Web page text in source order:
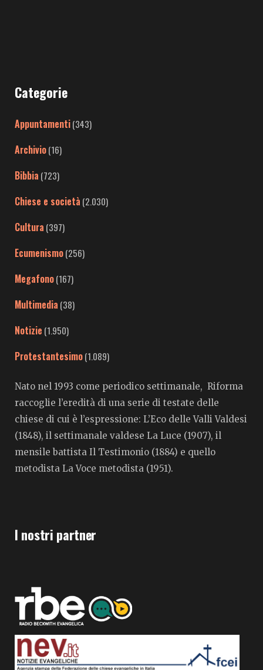
Categorie
Appuntamenti(343)
Archivio(16)
Bibbia (723)
Chiese e società (2.030)
Cultura (397)
Ecumenismo(256)
Megafono(167)
Multimedia (38)
Notizie (1.950)
Protestantesimo(1.089)
Nato nel 1993 come periodico settimanale, Riforma
raccoglie l’eredità di una serie di testate delle
chiese di cui è l’espressione: L’Eco delle Valli Valdesi
(1848), il settimanale valdese La Luce (1907), il
mensile battista Il Testimonio (1884) e quello
metodista La Voce metodista (1951).
I nostri partner